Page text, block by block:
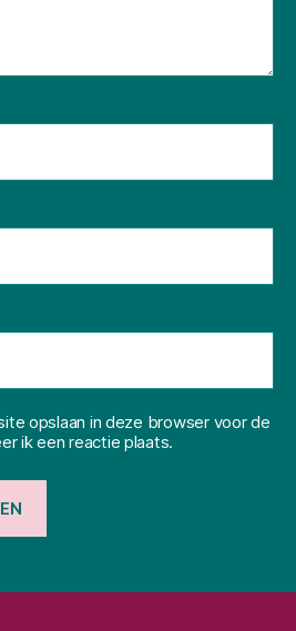
opslaan in deze browser voor de
ik een reactie plaats.